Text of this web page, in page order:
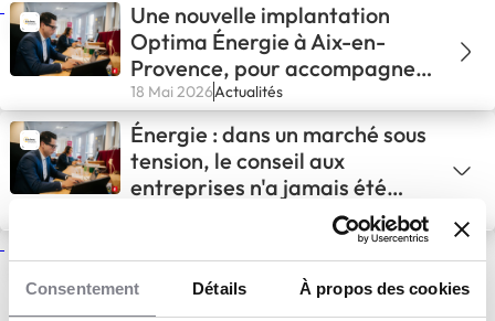
Consentement Détails À propos des cookies
Une nouvelle implantation
Optima Énergie à Aix-en-
Provence, pour accompagner
les entreprises face aux défis
énergétique
18 Mai 2026Actualités
Énergie : dans un marché sous
tension, le conseil aux
entreprises n'a jamais été
Service aux entreprises
Optima Énergie implante une
agence à La Rochelle pour
accompagner les entreprises